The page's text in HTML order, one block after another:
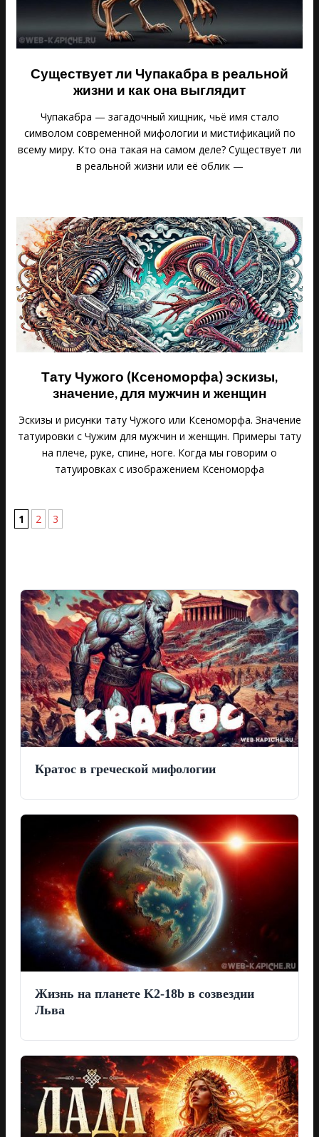
Существует ли Чупакабра в реальной
жизни и как она выглядит
Чупакабра — загадочный хищник, чьё имя стало
символом современной мифологии и мистификаций по
всему миру. Кто она такая на самом деле? Существует ли
в реальной жизни или её облик —
Тату Чужого (Ксеноморфа) эскизы,
значение, для мужчин и женщин
Эскизы и рисунки тату Чужого или Ксеноморфа. Значение
татуировки с Чужим для мужчин и женщин. Примеры тату
на плече, руке, спине, ноге. Когда мы говорим о
татуировках с изображением Ксеноморфа
1 2 3
Кратос в греческой мифологии
Жизнь на планете K2-18b в созвездии
Льва